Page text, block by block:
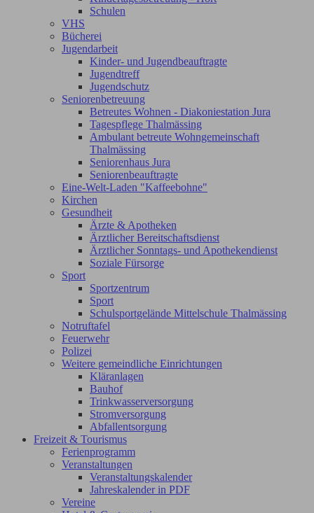
Schulen
VHS
Bücherei
Jugendarbeit
Kinder- und Jugendbeauftragte
Jugendtreff
Jugendschutz
Seniorenbetreuung
Betreutes Wohnen - Diakoniestation Jura
Tagespflege Thalmässing
Ambulant betreute Wohngemeinschaft
Thalmässing
Seniorenhaus Jura
Seniorenbeauftragte
Eine-Welt-Laden "Kaffeebohne"
Kirchen
Gesundheit
Ärzte & Apotheken
Ärztlicher Bereitschaftsdienst
Ärztlicher Sonntags- und Apothekendienst
Soziale Fürsorge
Sport
Sportzentrum
Sport
Schulsportgelände Mittelschule Thalmässing
Notruftafel
Feuerwehr
Polizei
Weitere gemeindliche Einrichtungen
Kläranlagen
Bauhof
Trinkwasserversorgung
Stromversorgung
Abfallentsorgung
Freizeit & Tourismus
Ferienprogramm
Veranstaltungen
Veranstaltungskalender
Jahreskalender in PDF
Vereine